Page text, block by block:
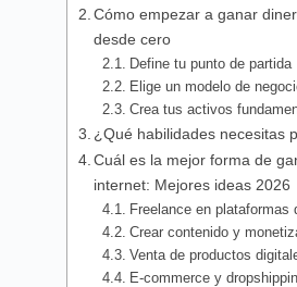
Cómo empezar a ganar
desde cero
Define tu punto de partida
Elige un modelo de
Crea tus activos
¿Qué habilidades necesitas
Cuál es la mejor forma de
internet: Mejores ideas 2026
Freelance en plataformas
Crear contenido y
Venta de productos
E-commerce y